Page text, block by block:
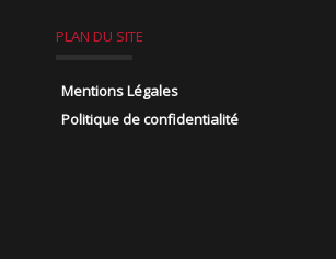
PLAN DU SITE
Mentions Légales
Politique de confidentialité